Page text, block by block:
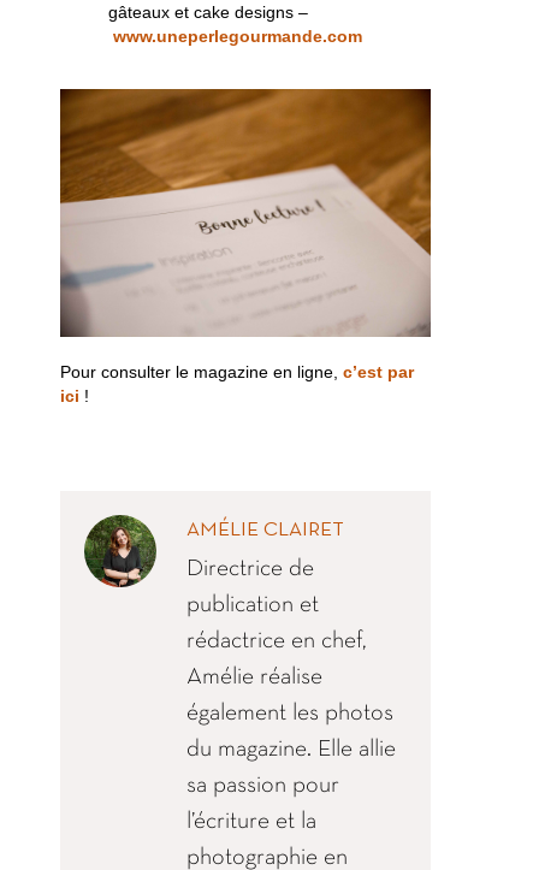
gâteaux et cake designs –
www.uneperlegourmande.com
Pour consulter le magazine en ligne,c’est par
ici !
AMÉLIE CLAIRET
Directrice de
publication et
rédactrice en chef,
Amélie réalise
également les photos
du magazine. Elle allie
sa passion pour
l’écriture et la
photographie en